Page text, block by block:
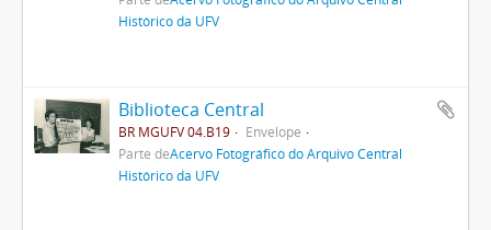
Histórico da UFV
Biblioteca Central
BR MGUFV 04.B19
Envelope
Parte deAcervo Fotográfico do Arquivo Central
Histórico da UFV